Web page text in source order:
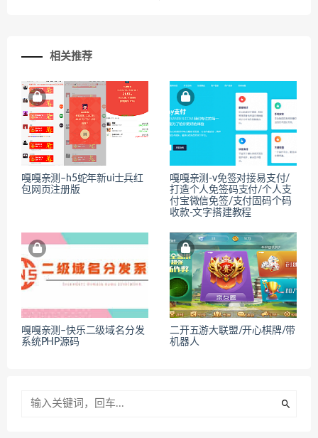
相关推荐
嘎嘎亲测–h5蛇年新ui士兵红
包网页注册版
嘎嘎亲测-v免签对接易支付/
打造个人免签码支付/个人支
付宝微信免签/支付固码个码
收款-文字搭建教程
嘎嘎亲测–快乐二级域名分发
系统PHP源码
二开五游大联盟/开心棋牌/带
机器人